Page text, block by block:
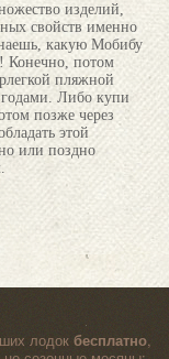
изделий,
свойств именно
какую Мобибу
Конечно, потом
пляжной
Либо купи
позже через
этой
или поздно
лодок бесплатно,